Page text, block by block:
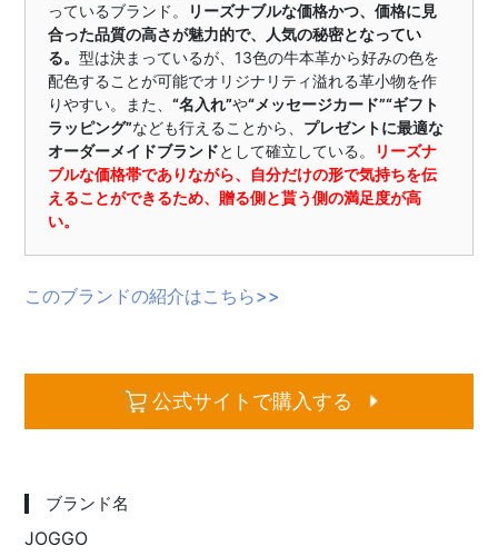
っているブランド。
リーズナブルな価格かつ、価格に見
合った品質の高さが魅力的で、人気の秘密となってい
る。型は決まっているが、13色の牛本革から好みの色を
配色することが可能でオリジナリティ溢れる革小物を作
りやすい。また、“名入れ”や“メッセージカード”“ギフト
ラッピング”なども行えることから、 プレゼントに最適な
オーダーメイドブランドとして確立している。
リーズナ
ブルな価格帯でありながら、自分だけの形で気持ちを伝
えることができるため、贈る側と貰う側の満足度が高
い。
このブランドの紹介はこちら>>
公式サイトで購入する
ブランド名
JOGGO